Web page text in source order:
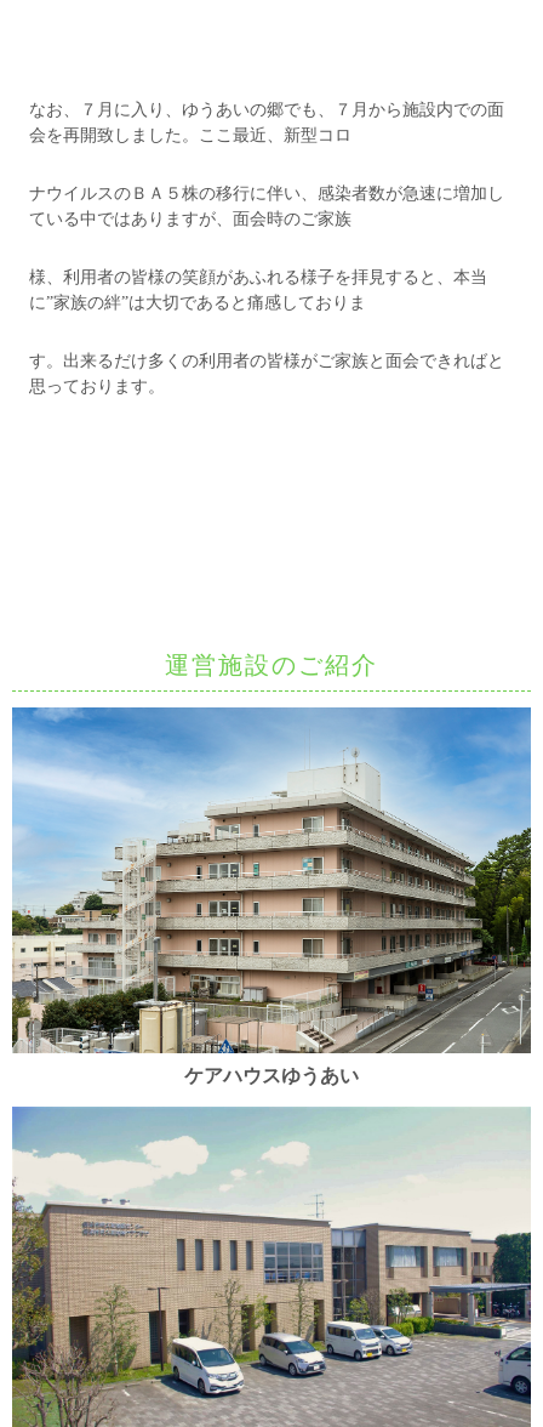
なお、７月に入り、ゆうあいの郷でも、７月から施設内での面
会を再開致しました。ここ最近、新型コロ
ナウイルスのＢＡ５株の移行に伴い、感染者数が急速に増加し
ている中ではありますが、面会時のご家族
様、利用者の皆様の笑顔があふれる様子を拝見すると、本当
に”家族の絆”は大切であると痛感しておりま
す。出来るだけ多くの利用者の皆様がご家族と面会できればと
思っております。
運営施設のご紹介
ケアハウスゆうあい